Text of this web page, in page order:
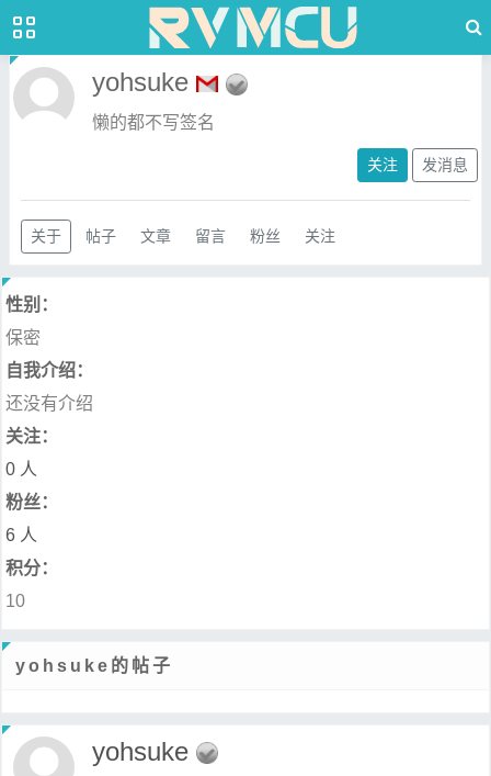
yohsuke
懒的都不写签名
关注 发消息
关于 帖子 文章 留言 粉丝 关注
性别：
保密
自我介绍：
还没有介绍
关注：
0 人
粉丝：
6 人
积分：
10
yohsuke的帖子
yohsuke